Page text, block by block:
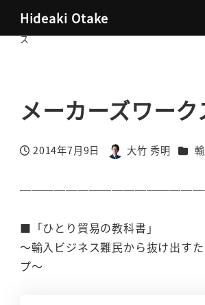
Hideaki Otake
大竹秀明 公式サイト
ス
メーカーズワー
投稿日
2014年7月9日
著
大竹 秀明 カテ
■「ひとり貿易の教科書」
～輸入ビジネス難民から抜け出す
プ～